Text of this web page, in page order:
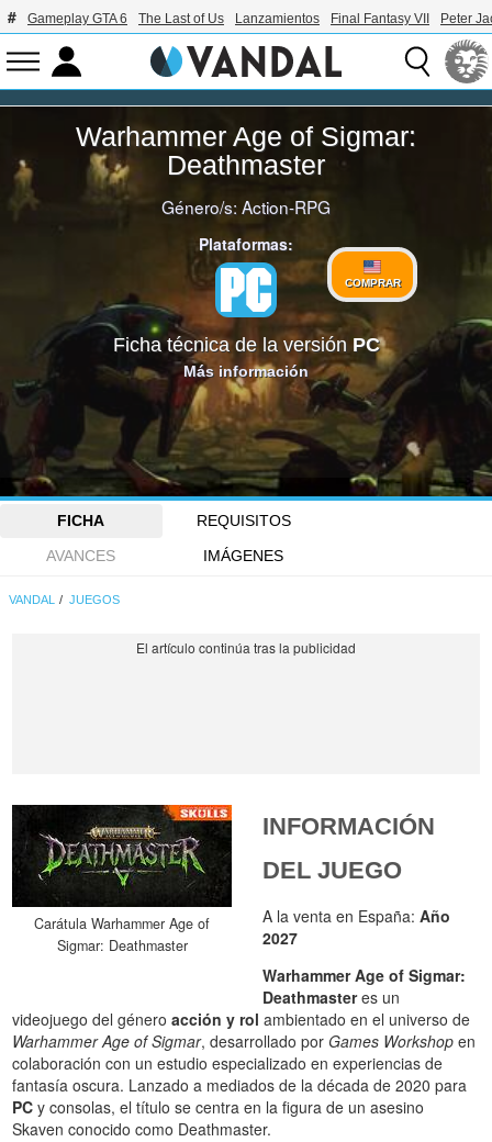
Gameplay GTA 6 The Last of Us Lanzamientos Final Fantasy VII Peter
Warhammer Age of Sigmar:
Deathmaster
Género/s:Action-RPG
Plataformas:
COMPRAR
Ficha técnica de la versión PC
Más información
FICHA
REQUISITOS
AVANCES
IMÁGENES
VANDAL JUEGOS
Carátula Warhammer Age of
Sigmar: Deathmaster
INFORMACIÓN
DEL JUEGO
A la venta en España:Año
2027
Warhammer Age of Sigmar:
Deathmasteres un
videojuego del géneroacción y rol ambientado en el universo de
Warhammer Age of Sigmar, desarrollado porGames Workshop en
colaboración con un estudio especializado en experiencias de
fantasía oscura. Lanzado a mediados de la década de 2020 para
PC y consolas, el título se centra en la figura de un asesino
Skaven conocido como Deathmaster.